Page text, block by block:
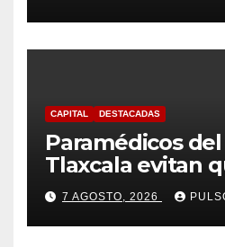
CAPITAL DESTACADAS
Paramédicos
Tlaxcala evitan
sufra
hipotermia tras
cisterna
7 AGOSTO, 2026